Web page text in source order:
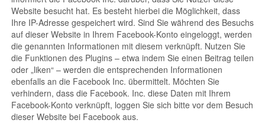
Website besucht hat. Es besteht hierbei die Möglichkeit, dass
Ihre IP-Adresse gespeichert wird. Sind Sie während des Besuchs
auf dieser Website in Ihrem Facebook-Konto eingeloggt, werden
die genannten Informationen mit diesem verknüpft. Nutzen Sie
die Funktionen des Plugins – etwa indem Sie einen Beitrag teilen
oder „liken“ – werden die entsprechenden Informationen
ebenfalls an die Facebook Inc. übermittelt. Möchten Sie
verhindern, dass die Facebook. Inc. diese Daten mit Ihrem
Facebook-Konto verknüpft, loggen Sie sich bitte vor dem Besuch
dieser Website bei Facebook aus.